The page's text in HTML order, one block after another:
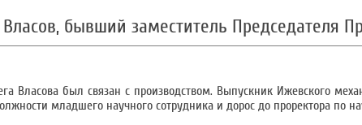
бывший заместитель Председателя
Власова был связан с производством. Выпускник Ижевского
младшего научного сотрудника и дорос до проректора по